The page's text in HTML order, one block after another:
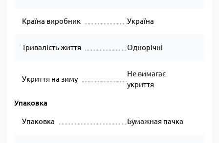
Країна виробник Україна
Тривалість життя Однорічні
Укриття на зиму
Не вимагає
укриття
Упаковка
Упаковка Бумажная пачка